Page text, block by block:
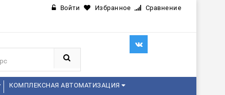
Войти Избранное Сравнение
КОМПЛЕКСНАЯ АВТОМАТИЗАЦИЯ